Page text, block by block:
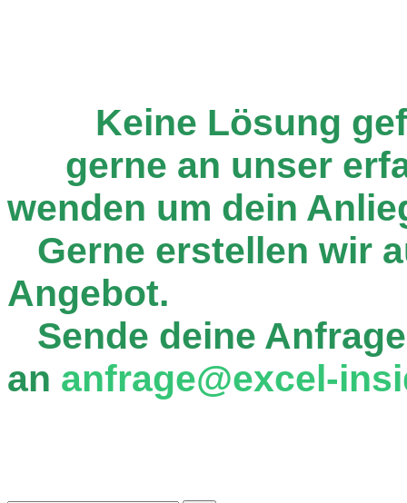
Keine Lösung
gerne an unser
wenden um dein
Gerne erstellen wir
Angebot.
Sende deine
an anfrage@excel-